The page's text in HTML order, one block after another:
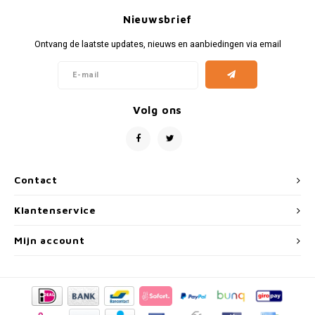
Contact
Nieuwsbrief
Ontvang de laatste updates, nieuws en aanbiedingen via email
Volg ons
Klantenservice
Mijn account